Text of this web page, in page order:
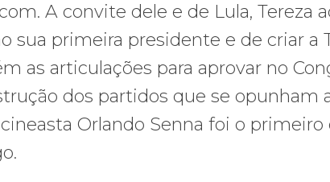
A convite dele e de Lula, Tereza
sua primeira presidente e de criar a
as articulações para aprovar no
dos partidos que se opunham
Orlando Senna foi o